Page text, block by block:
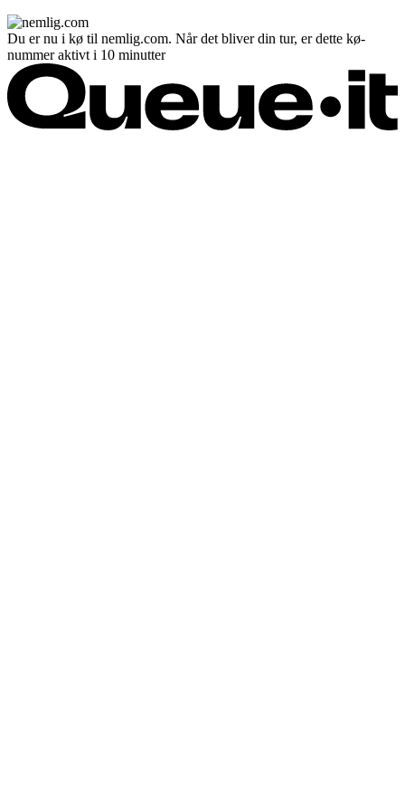
Du er nu i kø til nemlig.com. Når det bliver din tur, er dette kø-
nummer aktivt i 10 minutter